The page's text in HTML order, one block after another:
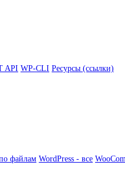
API WP-CLI Ресурсы (ссылки)
файлам WordPress - все